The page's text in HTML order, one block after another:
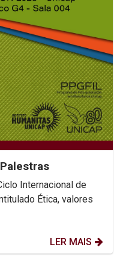
Internacional de
Ética, valores
LER MAIS